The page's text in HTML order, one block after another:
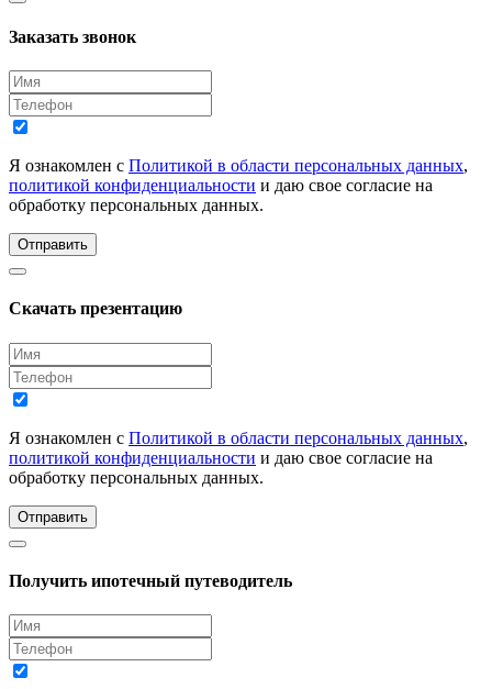
Заказать звонок
Я ознакомлен с Политикой в области персональных данных,
политикой конфиденциальности и даю свое согласие на
обработку персональных данных.
Отправить
Скачать презентацию
Я ознакомлен с Политикой в области персональных данных,
политикой конфиденциальности и даю свое согласие на
обработку персональных данных.
Отправить
Получить ипотечный путеводитель